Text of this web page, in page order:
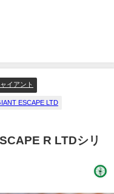
イアント
ESCAPE LTD
R LTDシリ